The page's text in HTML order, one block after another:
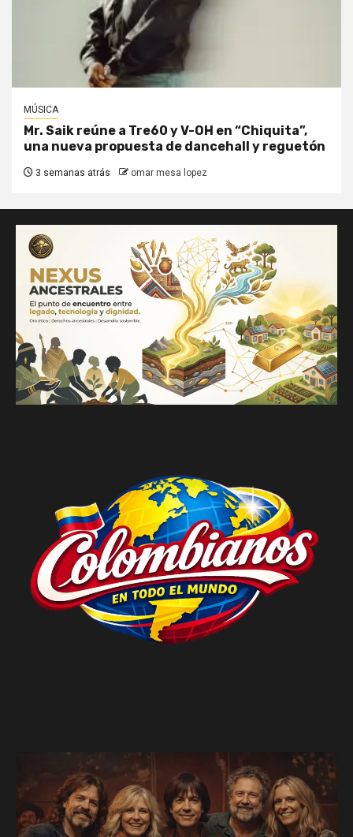
MÚSICA
Mr. Saik reúne a Tre60 y V-OH en “Chiquita”,
una nueva propuesta de dancehall y reguetón
3 semanas atrás omar mesa lopez